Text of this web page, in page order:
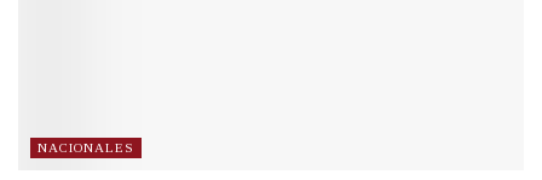
NACIONALES